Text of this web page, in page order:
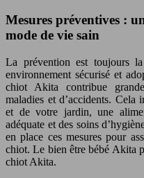
Mesures préventives :
mode de vie sain
La prévention est toujours
environnement sécurisé et
chiot Akita contribue
maladies et d’accidents. Cela
et de votre jardin, une
adéquate et des soins
en place ces mesures pour
chiot. Le bien être bébé Akita
chiot Akita.